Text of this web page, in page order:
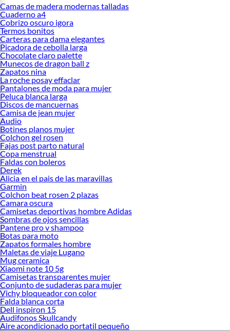
Camas de madera modernas talladas
Cuaderno a4
Cobrizo oscuro igora
Termos bonitos
Carteras para dama elegantes
Picadora de cebolla larga
Chocolate claro palette
Munecos de dragon ball z
Zapatos nina
La roche posay effaclar
Pantalones de moda para mujer
Peluca blanca larga
Discos de mancuernas
Camisa de jean mujer
Audio
Botines planos mujer
Colchon gel rosen
Fajas post parto natural
Copa menstrual
Faldas con boleros
Derek
Alicia en el pais de las maravillas
Garmin
Colchon beat rosen 2 plazas
Camara oscura
Camisetas deportivas hombre Adidas
Sombras de ojos sencillas
Pantene pro v shampoo
Botas para moto
Zapatos formales hombre
Maletas de viaje Lugano
Mug ceramica
Xiaomi note 10 5g
Camisetas transparentes mujer
Conjunto de sudaderas para mujer
Vichy bloqueador con color
Falda blanca corta
Dell inspiron 15
Audifonos Skullcandy
Aire acondicionado portatil pequeño